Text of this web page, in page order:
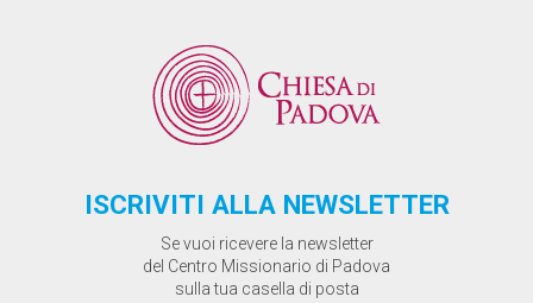
ISCRIVITI ALLA NEWSLETTER
Se vuoi ricevere la newsletter
del Centro Missionario di Padova
sulla tua casella di posta